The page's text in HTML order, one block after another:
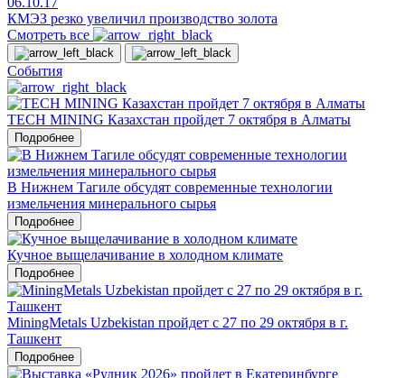
КМЭЗ резко увеличил производство золота
Смотреть все
События
TECH MINING Казахстан пройдет 7 октября в Алматы
Подробнее
В Нижнем Тагиле обсудят современные технологии
измельчения минерального сырья
Подробнее
Кучное выщелачивание в холодном климате
Подробнее
MiningMetals Uzbekistan пройдет с 27 по 29 октября в г.
Ташкент
Подробнее